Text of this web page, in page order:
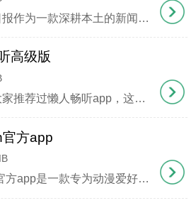
作品
我的，找到紫色成为创作者按
向、设置订阅价格、上传代表
片内容，视频需先上传到后台；
下一步，设置查看权限和定价；
点击立即发布即可上线；
景德镇日报作为一款深耕本土的新闻资讯应用，巧妙融合移动互联网技术，打造全天候、多维度的信息服务平台。用户既能纵览国内时政要闻，又可深度掌握景德镇人大、政协、政法系统及两院发布的权威动态，真正实现 "一屏知瓷都 "。
高级版
之前给大家推荐过懒人畅听app，这次要介绍的是它的升级版本——懒人畅听高级版。作为原版的进阶款，这个版本在功能和体验上都有了显著提升。最吸引人的是它极简的界面设
方app
omofun官方app是一款专为动漫爱好者打造的宝藏软件，汇集了海量国内外优质动漫资源，无论是热门的国漫、日漫，还是各类番剧，都能在这里轻松找到。软件涵盖了